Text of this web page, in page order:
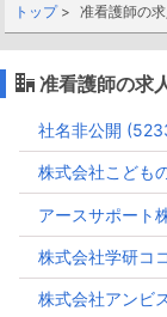
トップ 准看護師の求
准看護師の求
社名非公開
株式会社こども
アースサポート
株式会社学研コ
株式会社アンビ